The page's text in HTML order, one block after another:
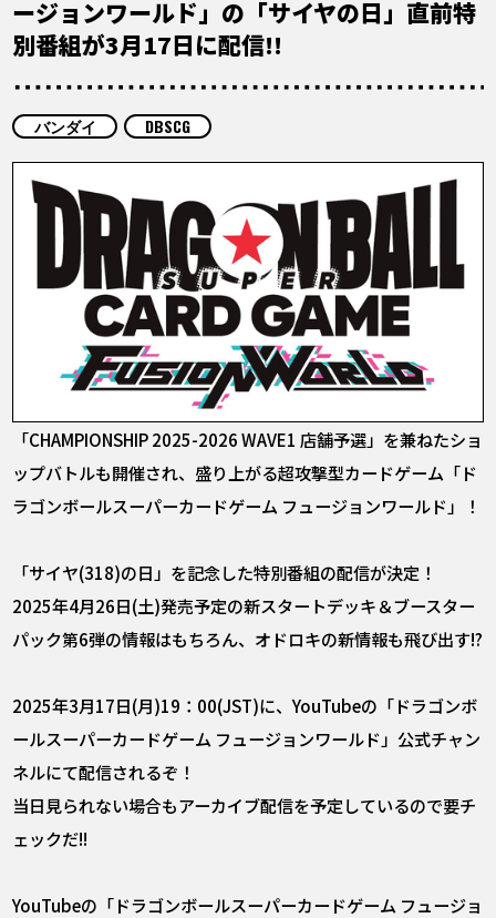
MOVIE
COLUMNS
ABOUT
LANGUAGE
EN FR DE ES
ージョンワールド」の「サイヤの日」直前特
別番組が3月17日に配信!!
バンダイ DBSCG
「CHAMPIONSHIP 2025-2026 WAVE1 店舗予選」を兼ねたショ
ップバトルも開催され、盛り上がる超攻撃型カードゲーム「ド
ラゴンボールスーパーカードゲーム フュージョンワールド」！
「サイヤ(318)の日」を記念した特別番組の配信が決定！
2025年4月26日(土)発売予定の新スタートデッキ＆ブースター
パック第6弾の情報はもちろん、オドロキの新情報も飛び出す!?
2025年3月17日(月)19：00(JST)に、YouTubeの「ドラゴンボ
ールスーパーカードゲーム フュージョンワールド」公式チャン
ネルにて配信されるぞ！
当日見られない場合もアーカイブ配信を予定しているので要チ
ェックだ!!
YouTubeの「ドラゴンボールスーパーカードゲーム フュージョ